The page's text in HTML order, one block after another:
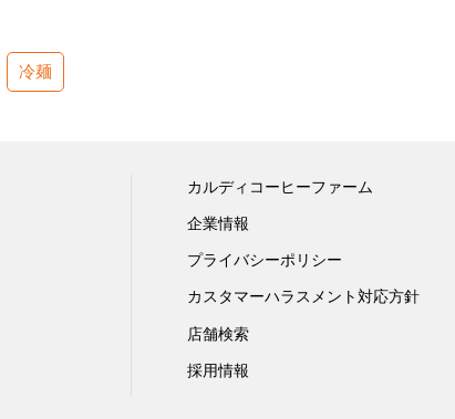
冷麺
カルディコーヒーファーム
企業情報
プライバシーポリシー
カスタマーハラスメント対応方針
店舗検索
採用情報